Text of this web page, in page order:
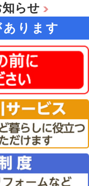
らせ
ります